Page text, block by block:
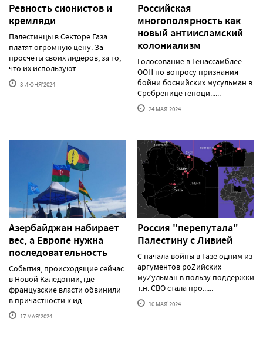
Ревность сионистов и
кремляди
Палестинцы в Секторе Газа
платят огромную цену. За
просчеты своих лидеров, за то,
что их используют......
3 ИЮНЯ'2024
Российская
многополярность как
новый антиисламский
колониализм
Голосование в Генассамблее
ООН по вопросу признания
бойни боснийских мусульман в
Сребренице геноци......
24 МАЯ'2024
Азербайджан набирает
вес, а Европе нужна
последовательность
События, происходящие сейчас
в Новой Каледонии, где
французские власти обвинили
в причастности к ид......
17 МАЯ'2024
Россия "перепутала"
Палестину с Ливией
С начала войны в Газе одним из
аргументов роZийских
муZульман в пользу поддержки
т.н. СВО стала про......
10 МАЯ'2024